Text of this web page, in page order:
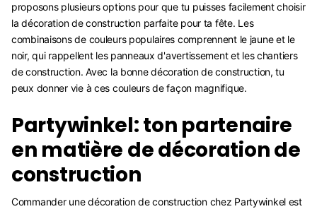
proposons plusieurs options pour que tu puisses facilement choisir
la décoration de construction parfaite pour ta fête. Les
combinaisons de couleurs populaires comprennent le jaune et le
noir, qui rappellent les panneaux d'avertissement et les chantiers
de construction. Avec la bonne décoration de construction, tu
peux donner vie à ces couleurs de façon magnifique.
Partywinkel: ton partenaire
en matière de décoration de
construction
Commander une décoration de construction chez Partywinkel est